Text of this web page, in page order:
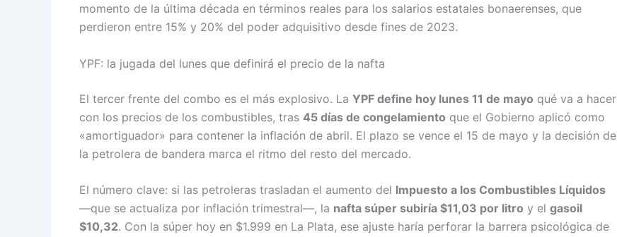
momento de la última década en términos reales para los salarios estatales bonaerenses, que
perdieron entre 15% y 20% del poder adquisitivo desde fines de 2023.
YPF: la jugada del lunes que definirá el precio de la nafta
El tercer frente del combo es el más explosivo. La YPF define hoy lunes 11 de mayo qué va a hacer
con los precios de los combustibles, tras 45 días de congelamiento que el Gobierno aplicó como
«amortiguador» para contener la inflación de abril. El plazo se vence el 15 de mayo y la decisión de
la petrolera de bandera marca el ritmo del resto del mercado.
El número clave: si las petroleras trasladan el aumento del Impuesto a los Combustibles Líquidos
—que se actualiza por inflación trimestral—, la nafta súper subiría $11,03 por litro y el gasoil
$10,32. Con la súper hoy en $1.999 en La Plata, ese ajuste haría perforar la barrera psicológica de